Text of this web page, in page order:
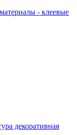
- клеевые
декоративная